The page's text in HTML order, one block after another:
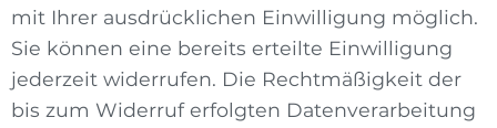
mit Ihrer ausdrücklichen Einwilligung möglich.
Sie können eine bereits erteilte Einwilligung
jederzeit widerrufen. Die Rechtmäßigkeit der
bis zum Widerruf erfolgten Datenverarbeitung